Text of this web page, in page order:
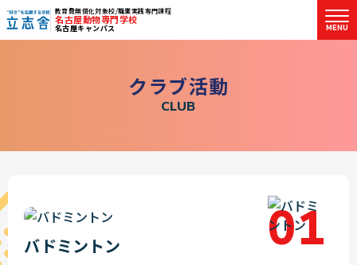
"好き"を応援する学校 立志舎
教育費無償化対象校/職業実践専門課程
名古屋動物専門学校
名古屋キャンパス MENU
クラブ活動
CLUB
バドミントン